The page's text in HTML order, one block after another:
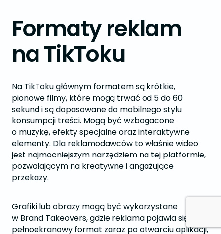
Formaty reklam
na TikToku
Na TikToku głównym formatem są krótkie,
pionowe filmy, które mogą trwać od 5 do 60
sekund i są dopasowane do mobilnego stylu
konsumpcji treści. Mogą być wzbogacone
o muzykę, efekty specjalne oraz interaktywne
elementy. Dla reklamodawców to właśnie wideo
jest najmocniejszym narzędziem na tej platformie,
pozwalającym na kreatywne i angażujące
przekazy.
Grafiki lub obrazy mogą być wykorzystane
w Brand Takeovers, gdzie reklama pojawia się jako
pełnoekranowy format zaraz po otwarciu aplikacji,